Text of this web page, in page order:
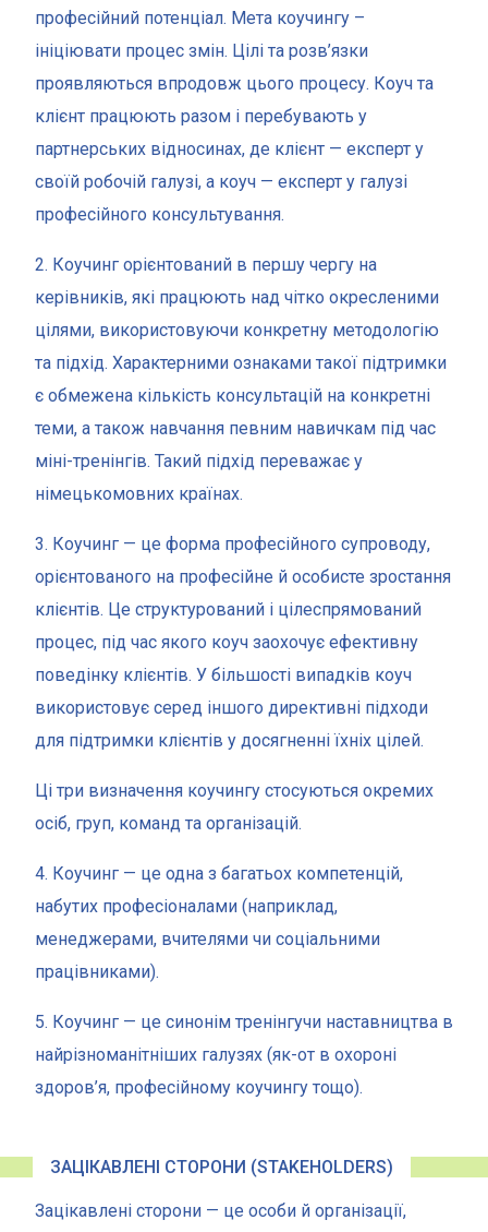
професійний потенціал. Мета коучингу –
ініціювати процес змін. Цілі та розв’язки
проявляються впродовж цього процесу. Коуч та
клієнт працюють разом і перебувають у
партнерських відносинах, де клієнт — експерт у
своїй робочій галузі, а коуч — експерт у галузі
професійного консультування.
2. Коучинг орієнтований в першу чергу на
керівників, які працюють над чітко окресленими
цілями, використовуючи конкретну методологію
та підхід. Характерними ознаками такої підтримки
є обмежена кількість консультацій на конкретні
теми, а також навчання певним навичкам під час
міні-тренінгів. Такий підхід переважає у
німецькомовних країнах.
3. Коучинг — це форма професійного супроводу,
орієнтованого на професійне й особисте зростання
клієнтів. Це структурований і цілеспрямований
процес, під час якого коуч заохочує ефективну
поведінку клієнтів. У більшості випадків коуч
використовує серед іншого директивні підходи
для підтримки клієнтів у досягненні їхніх цілей.
Ці три визначення коучингу стосуються окремих
осіб, груп, команд та організацій.
4. Коучинг — це одна з багатьох компетенцій,
набутих професіоналами (наприклад,
менеджерами, вчителями чи соціальними
працівниками).
5. Коучинг — це синонім тренінгучи наставництва в
найрізноманітніших галузях (як-от в охороні
здоров’я, професійному коучингу тощо).
ЗАЦІКАВЛЕНІ СТОРОНИ (STAKEHOLDERS)
Зацікавлені сторони — це особи й організації,